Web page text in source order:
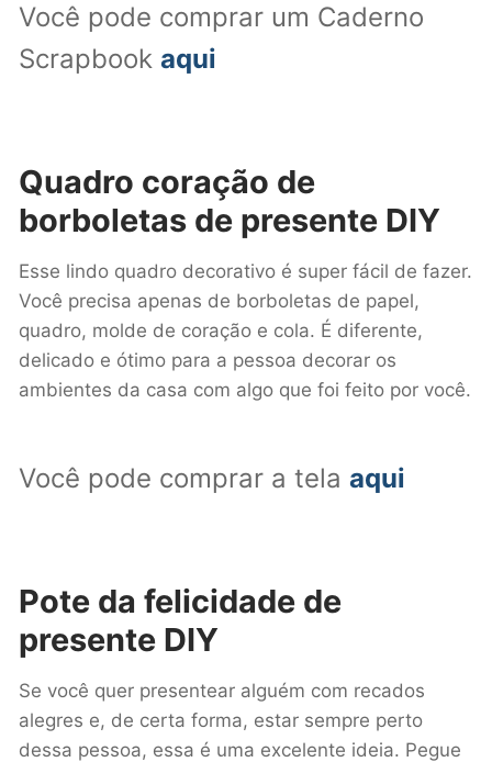
Você pode comprar um Caderno
Scrapbook aqui
Quadro coração de
borboletas de presente DIY
Esse lindo quadro decorativo é super fácil de fazer.
Você precisa apenas de borboletas de papel,
quadro, molde de coração e cola. É diferente,
delicado e ótimo para a pessoa decorar os
ambientes da casa com algo que foi feito por você.
Você pode comprar a tela aqui
Pote da felicidade de
presente DIY
Se você quer presentear alguém com recados
alegres e, de certa forma, estar sempre perto
dessa pessoa, essa é uma excelente ideia. Pegue